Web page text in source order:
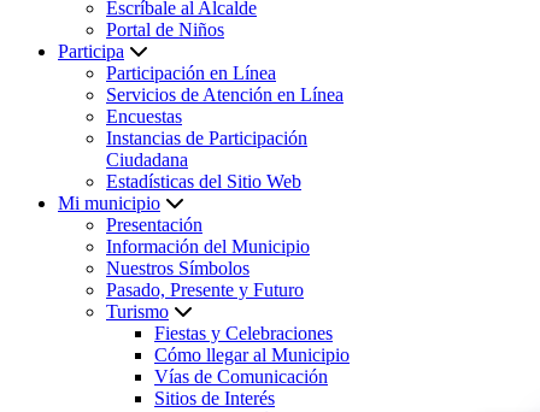
Escríbale al Alcalde
Portal de Niños
Participa
Participación en Línea
Servicios de Atención en Línea
Encuestas
Instancias de Participación
Ciudadana
Estadísticas del Sitio Web
Mi municipio
Presentación
Información del Municipio
Nuestros Símbolos
Pasado, Presente y Futuro
Turismo
Fiestas y Celebraciones
Cómo llegar al Municipio
Vías de Comunicación
Sitios de Interés